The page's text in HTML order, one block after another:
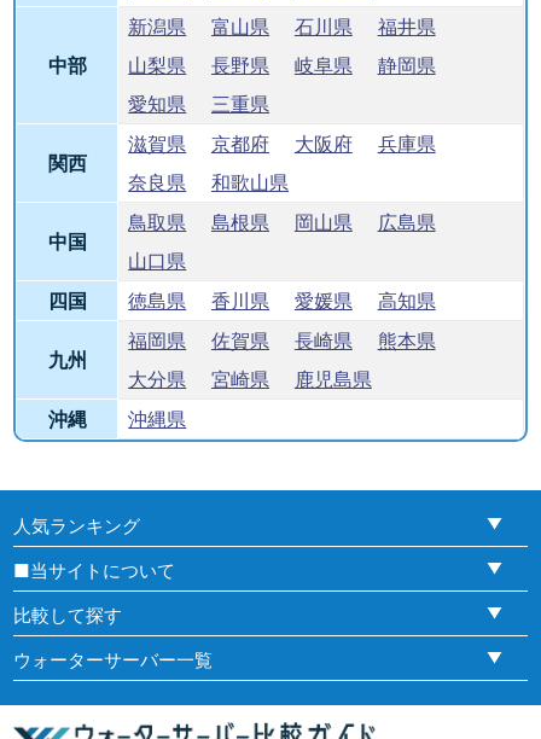
中部
新潟県 富山県 石川県
福井県
山梨県
長野県 岐阜県
静岡県
愛知県
三重県
関西
滋賀県 京都府 大阪府
兵庫県
奈良県
和歌山県
中国
鳥取県 島根県 岡山県
広島県
山口県
四国
徳島県 香川県 愛媛県 高知県
九州
福岡県 佐賀県 長崎県
熊本県
大分県
宮崎県
鹿児島県
沖縄
沖縄県
人気ランキング
■当サイトについて
比較して探す
ウォーターサーバー一覧